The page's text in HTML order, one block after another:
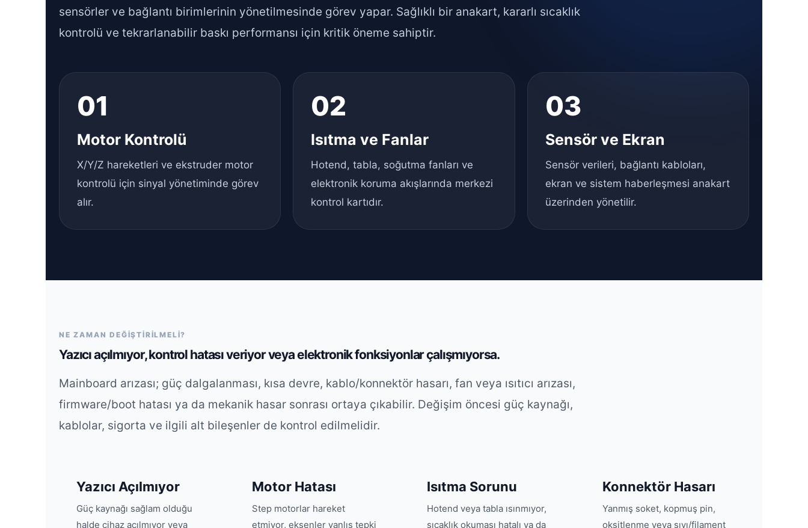
sensörler ve bağlantı birimlerinin yönetilmesinde görev yapar. Sağlıklı bir anakart, kararlı sıcaklık
kontrolü ve tekrarlanabilir baskı performansı için kritik öneme sahiptir.
01
Motor Kontrolü
X/Y/Z hareketleri ve ekstruder motor
kontrolü için sinyal yönetiminde görev
alır.
02
Isıtma ve Fanlar
Hotend, tabla, soğutma fanları ve
elektronik koruma akışlarında merkezi
kontrol kartıdır.
03
Sensör ve Ekran
Sensör verileri, bağlantı kabloları,
ekran ve sistem haberleşmesi anakart
üzerinden yönetilir.
NE ZAMAN DEĞİŞTİRİLMELİ?
Yazıcı açılmıyor, kontrol hatası veriyor veya elektronik fonksiyonlar çalışmıyorsa.
Mainboard arızası; güç dalgalanması, kısa devre, kablo/konnektör hasarı, fan veya ısıtıcı arızası,
firmware/boot hatası ya da mekanik hasar sonrası ortaya çıkabilir. Değişim öncesi güç kaynağı,
kablolar, sigorta ve ilgili alt bileşenler de kontrol edilmelidir.
Yazıcı Açılmıyor
Güç kaynağı sağlam olduğu
halde cihaz açılmıyor veya
Motor Hatası
Step motorlar hareket
etmiyor, eksenler yanlış tepki
Isıtma Sorunu
Hotend veya tabla ısınmıyor,
sıcaklık okuması hatalı ya da
Konnektör Hasarı
Yanmış soket, kopmuş pin,
oksitlenme veya sıvı/filament